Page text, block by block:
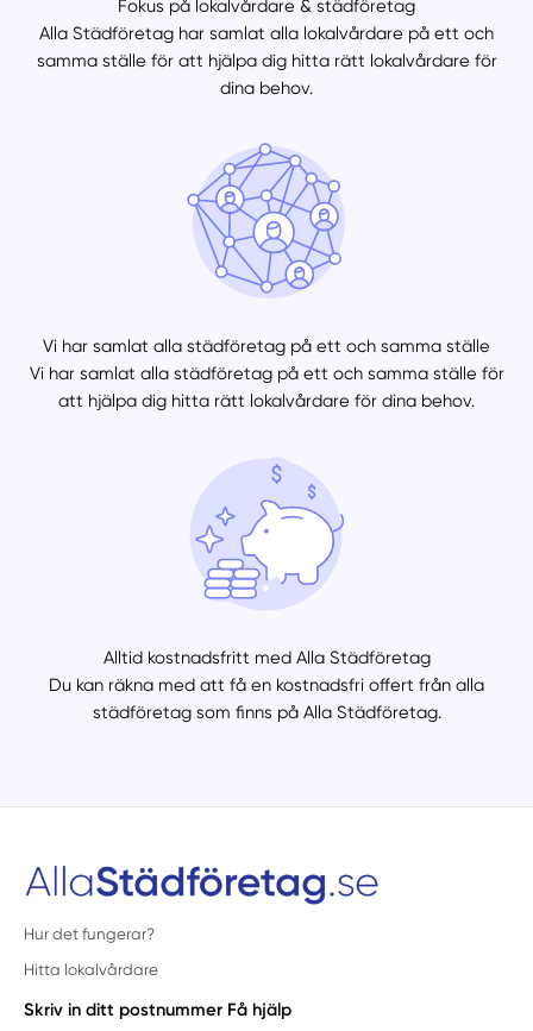
Fokus på lokalvårdare & städföretag
Alla Städföretag har samlat alla lokalvårdare på ett och
samma ställe för att hjälpa dig hitta rätt lokalvårdare för
dina behov.
Vi har samlat alla städföretag på ett och samma ställe
Vi har samlat alla städföretag på ett och samma ställe för
att hjälpa dig hitta rätt lokalvårdare för dina behov.
Alltid kostnadsfritt med Alla Städföretag
Du kan räkna med att få en kostnadsfri offert från alla
städföretag som finns på Alla Städföretag.
Hur det fungerar?
Hitta lokalvårdare
Skriv in ditt postnummer Få hjälp